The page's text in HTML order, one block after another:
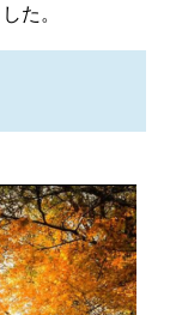
た。